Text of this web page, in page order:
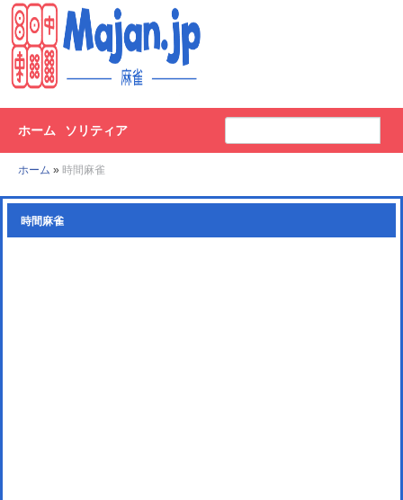
ホーム ソリティア
ホーム » 時間麻雀
時間麻雀